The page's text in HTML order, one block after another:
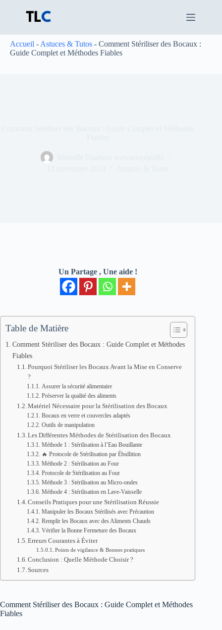
Accueil - Astuces & Tutos - Comment Stériliser des Bocaux :
Guide Complet et Méthodes Fiables
Un Partage , Une aide !
Table de Matière
Comment Stériliser des Bocaux : Guide Complet et Méthodes
Fiables
Pourquoi Stériliser les Bocaux Avant la Mise en Conserve
?
Assurer la sécurité alimentaire
Préserver la qualité des aliments
Matériel Nécessaire pour la Stérilisation des Bocaux
Bocaux en verre et couvercles adaptés
Outils de manipulation
Les Différentes Méthodes de Stérilisation des Bocaux
Méthode 1 : Stérilisation à l’Eau Bouillante
🔥 Protocole de Stérilisation par Ébullition
Méthode 2 : Stérilisation au Four
Protocole de Stérilisation au Four
Méthode 3 : Stérilisation au Micro-ondes
Méthode 4 : Stérilisation en Lave-Vaisselle
Conseils Pratiques pour une Stérilisation Réussie
Manipuler les Bocaux Stérilisés avec Précaution
Remplir les Bocaux avec des Aliments Chauds
Vérifier la Bonne Fermeture des Bocaux
Erreurs Courantes à Éviter
Points de vigilance & Bonnes pratiques
Conclusion : Quelle Méthode Choisir ?
Sources
Comment Stériliser des Bocaux : Guide Complet et Méthodes
Fiables